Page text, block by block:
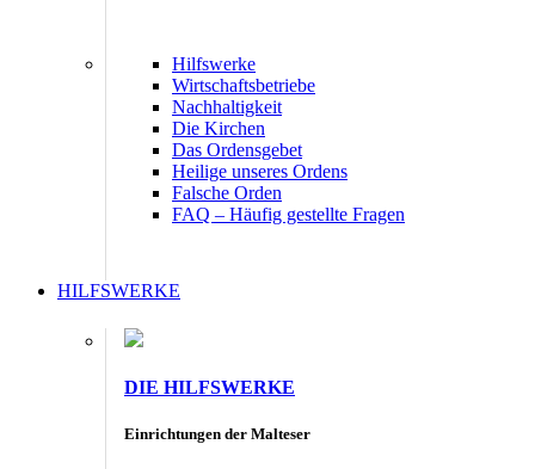
Hilfswerke
Wirtschaftsbetriebe
Nachhaltigkeit
Die Kirchen
Das Ordensgebet
Heilige unseres Ordens
Falsche Orden
FAQ – Häufig gestellte Fragen
HILFSWERKE
DIE HILFSWERKE
Einrichtungen der Malteser